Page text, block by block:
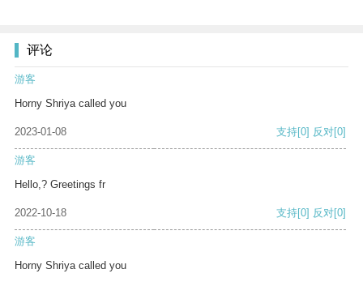
评论
游客
Horny Shriya called you
2023-01-08 支持[0] 反对[0]
游客
Hello,? Greetings fr
2022-10-18 支持[0] 反对[0]
游客
Horny Shriya called you